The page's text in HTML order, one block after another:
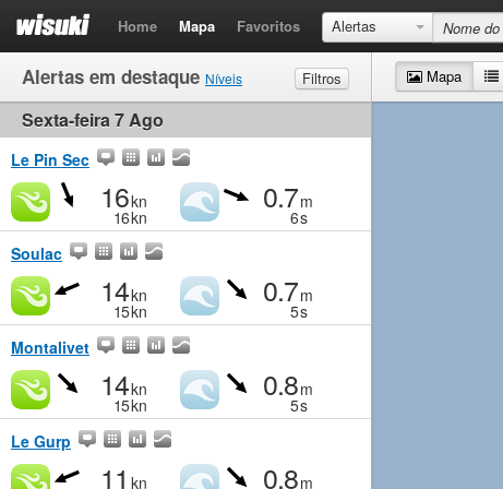
Home Mapa Favoritos Alertas
Alertas em destaque Níveis
Filtros
Vento
Ondas
Sexta-feira 7 Ago
Le Pin Sec
16kn
16kn
0.7m
6s
Soulac
14kn
15kn
0.7m
5s
Montalivet
14kn
15kn
0.8m
5s
Le Gurp
11 kn 0.8m
Mapa